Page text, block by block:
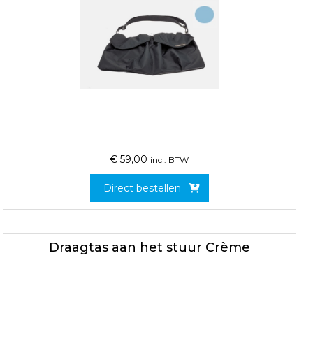
€ 59,00 incl. BTW
Direct bestellen
Draagtas aan het stuur Crème